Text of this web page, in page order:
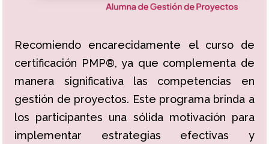
Recomiendo encarecidamente el curso de
certificación PMP®, ya que complementa de
manera significativa las competencias en
gestión de proyectos. Este programa brinda a
los participantes una sólida motivación para
implementar estrategias efectivas y